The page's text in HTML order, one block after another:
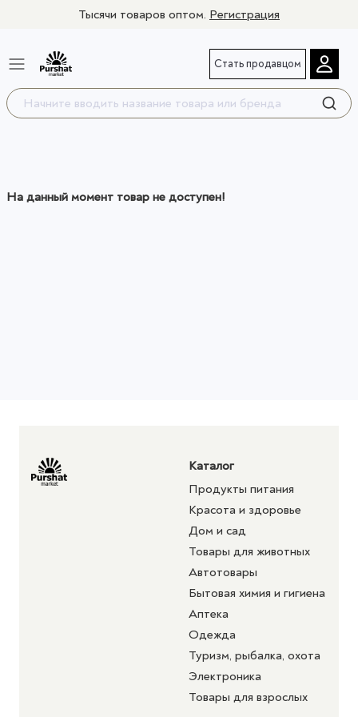
Тысячи товаров оптом. Регистрация
Стать продавцом
На данный момент товар не доступен!
Каталог
Продукты питания
Красота и здоровье
Дом и сад
Товары для животных
Автотовары
Бытовая химия и гигиена
Аптека
Одежда
Туризм, рыбалка, охота
Электроника
Товары для взрослых